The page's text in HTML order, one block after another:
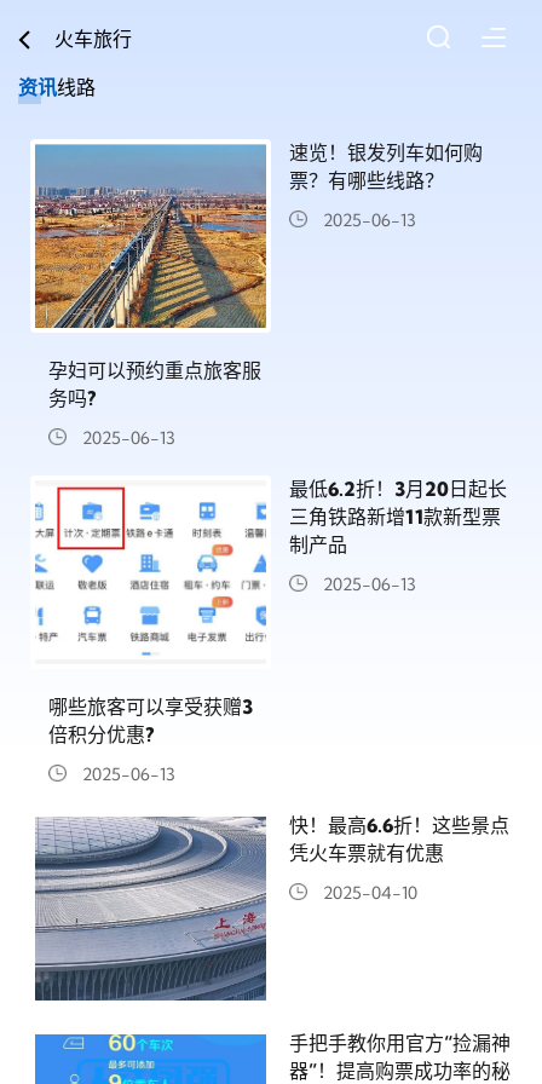
火车旅行
资讯线路
速览！银发列车如何购
票？有哪些线路？
2025-06-13
孕妇可以预约重点旅客服
务吗?
2025-06-13
最低6.2折！3月20日起长
三角铁路新增11款新型票
制产品
2025-06-13
哪些旅客可以享受获赠3
倍积分优惠?
2025-06-13
快！最高6.6折！这些景点
凭火车票就有优惠
2025-04-10
手把手教你用官方“捡漏神
器”！提高购票成功率的秘